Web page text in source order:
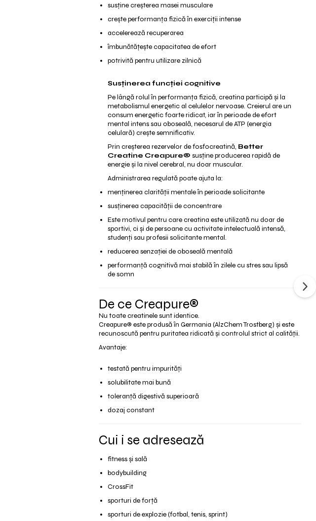
susține creșterea masei musculare
crește performanța fizică în exerciții intense
accelerează recuperarea
îmbunătățește capacitatea de efort
potrivită pentru utilizare zilnică
Susținerea funcției cognitive
Pe lângă rolul în performanța fizică, creatina participă și la
metabolismul energetic al celulelor nervoase. Creierul are un
consum energetic foarte ridicat, iar în perioade de efort
mental intens sau oboseală, necesarul de ATP (energia
celulară) crește semnificativ.
Prin creșterea rezervelor de fosfocreatină, Better
Creatine Creapure® susține producerea rapidă de
energie și la nivel cerebral, nu doar muscular.
Administrarea regulată poate ajuta la:
menținerea clarității mentale în perioade solicitante
susținerea capacității de concentrare
Este motivul pentru care creatina este utilizată nu doar de
sportivi, ci și de persoane cu activitate intelectuală intensă,
studenți sau profesii solicitante mental.
reducerea senzației de oboseală mentală
performanță cognitivă mai stabilă în zilele cu stres sau lipsă
de somn
De ce Creapure®
Nu toate creatinele sunt identice.
Creapure® este produsă în Germania (AlzChem Trostberg) și este
recunoscută pentru puritatea ridicată și controlul strict al calității.
Avantaje:
testată pentru impurități
solubilitate mai bună
toleranță digestivă superioară
dozaj constant
Cui i se adresează
fitness și sală
bodybuilding
CrossFit
sporturi de forță
sporturi de explozie (fotbal, tenis, sprint)